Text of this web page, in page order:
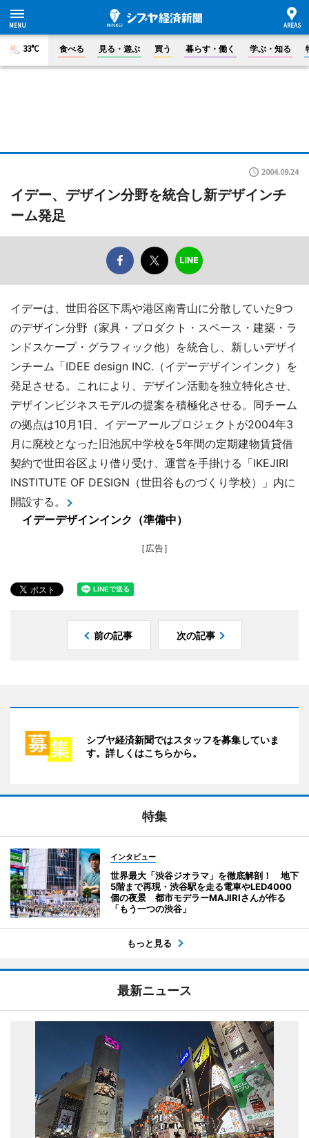
33°C 食べる 見る・遊ぶ 買う 暮らす・働く 学ぶ・知る
2004.09.24
イデー、デザイン分野を統合し新デザインチ
ーム発足
イデーは、世田谷区下馬や港区南青山に分散していた9つ
のデザイン分野（家具・プロダクト・スペース・建築・ラ
ンドスケープ・グラフィック他）を統合し、新しいデザイ
ンチーム「IDEE design INC.（イデーデザインインク）を
発足させる。これにより、デザイン活動を独立特化させ、
デザインビジネスモデルの提案を積極化させる。同チーム
の拠点は10月1日、イデーアールプロジェクトが2004年3
月に廃校となった旧池尻中学校を5年間の定期建物賃貸借
契約で世田谷区より借り受け、運営を手掛ける「IKEJIRI
INSTITUTE OF DESIGN（世田谷ものづくり学校）」内に
開設する。
イデーデザインインク（準備中）
［広告］
前の記事 次の記事
シブヤ経済新聞ではスタッフを募集していま
す。詳しくはこちらから。
特集
インタビュー
世界最大「渋谷ジオラマ」を徹底解剖！ 地下
5階まで再現・渋谷駅を走る電車やLED4000
個の夜景 都市モデラーMAJIRIさんが作る
「もう一つの渋谷」
もっと見る
最新ニュース